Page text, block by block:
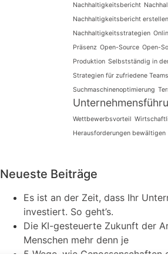
Nachhaltigkeitsbericht
Nachhaltigkeitsbericht erstellen
Nachhaltigkeitsstrategien
Präsenz Open-Source Open-
Produktion Selbstständig in
Strategien für zufriedene Teams
Suchmaschinenoptimierung
Wettbewerbsvorteil
Herausforderungen bewältigen
Neueste Beiträge
Es ist an der Zeit, dass Ihr
investiert. So geht’s.
Die KI-gesteuerte Zukunft der
Menschen mehr denn je
5 Wege, wie Genossenschaften